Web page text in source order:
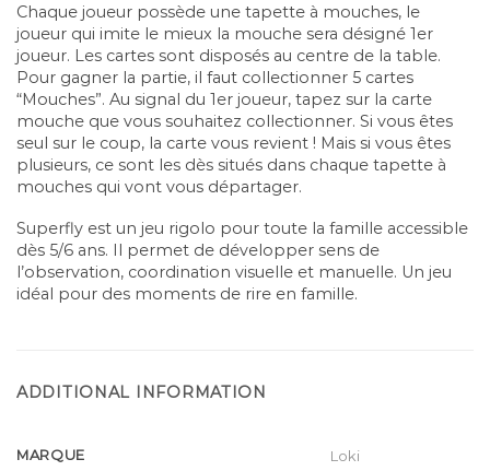
Chaque joueur possède une tapette à mouches, le
joueur qui imite le mieux la mouche sera désigné 1er
joueur. Les cartes sont disposés au centre de la table.
Pour gagner la partie, il faut collectionner 5 cartes
“Mouches”. Au signal du 1er joueur, tapez sur la carte
mouche que vous souhaitez collectionner. Si vous êtes
seul sur le coup, la carte vous revient ! Mais si vous êtes
plusieurs, ce sont les dès situés dans chaque tapette à
mouches qui vont vous départager.
Superfly est un jeu rigolo pour toute la famille accessible
dès 5/6 ans. Il permet de développer sens de
l’observation, coordination visuelle et manuelle. Un jeu
idéal pour des moments de rire en famille.
ADDITIONAL INFORMATION
MARQUE Loki